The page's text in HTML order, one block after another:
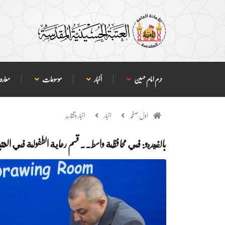
حرم امام حسین أخبار موسوعات
اول صفحہ اخبار اخبار وتقارير
بالفيديو: في محافظة واسط.. قسم رعاية الطفولة في